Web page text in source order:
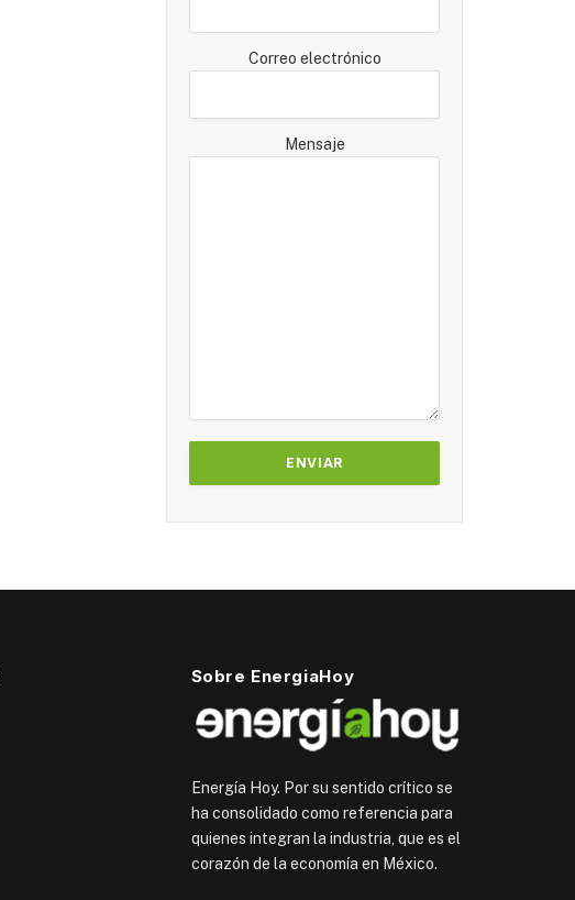
Correo electrónico
Mensaje
Sobre EnergiaHoy
Energía Hoy. Por su sentido crítico se
ha consolidado como referencia para
quienes integran la industria, que es el
corazón de la economía en México.